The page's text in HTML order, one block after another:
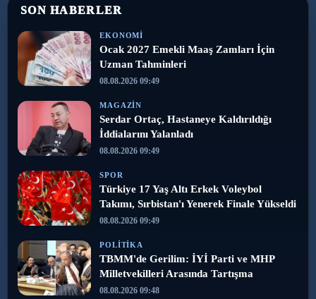
SON HABERLER
EKONOMI
Ocak 2027 Emekli Maaş Zamları İçin
Uzman Tahminleri
08.08.2026 09:49
MAGAZIN
Serdar Ortaç, Hastaneye Kaldırıldığı
İddialarını Yalanladı
08.08.2026 09:49
SPOR
Türkiye 17 Yaş Altı Erkek Voleybol
Takımı, Sırbistan'ı Yenerek Finale Yükseldi
08.08.2026 09:49
POLITIKA
TBMM'de Gerilim: İYİ Parti ve MHP
Milletvekilleri Arasında Tartışma
08.08.2026 09:48